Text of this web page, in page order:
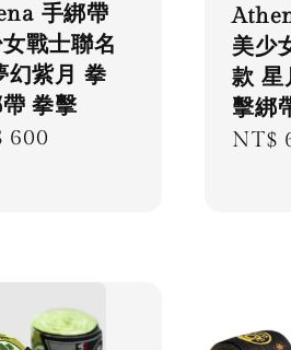
手綁帶
戰士聯名
幻紫月 拳
拳擊
600
美少
款 星
擊綁
NT$